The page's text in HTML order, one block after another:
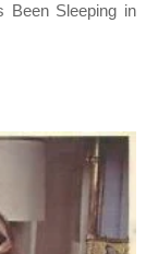
Been Sleeping in